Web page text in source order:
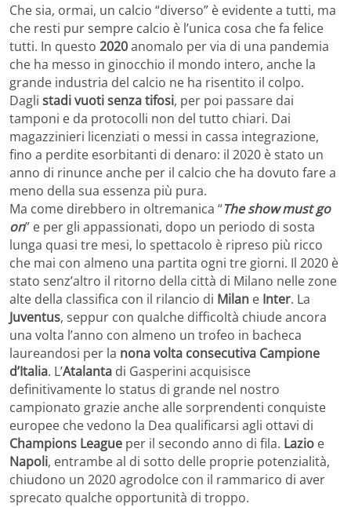
Che sia, ormai, un calcio “diverso” è evidente a tutti, ma
che resti pur sempre calcio è l’unica cosa che fa felice
tutti. In questo 2020anomalo per via di una pandemia
che ha messo in ginocchio il mondo intero, anche la
grande industria del calcio ne ha risentito il colpo.
Dagli stadi vuoti senza tifosi, per poi passare dai
tamponi e da protocolli non del tutto chiari. Dai
magazzinieri licenziati o messi in cassa integrazione,
fino a perdite esorbitanti di denaro: il 2020 è stato un
anno di rinunce anche per il calcio che ha dovuto fare a
meno della sua essenza più pura.
Ma come direbbero in oltremanica “The show must go
on” e per gli appassionati, dopo un periodo di sosta
lunga quasi tre mesi, lo spettacolo è ripreso più ricco
che mai con almeno una partita ogni tre giorni. Il 2020 è
stato senz’altro il ritorno della città di Milano nelle zone
alte della classifica con il rilancio di Milan e Inter. La
Juventus, seppur con qualche difficoltà chiude ancora
una volta l’anno con almeno un trofeo in bacheca
laureandosi per la nona volta consecutiva Campione
d’Italia. L’Atalanta di Gasperini acquisisce
definitivamente lo status di grande nel nostro
campionato grazie anche alle sorprendenti conquiste
europee che vedono la Dea qualificarsi agli ottavi di
Champions League per il secondo anno di fila. Lazio e
Napoli, entrambe al di sotto delle proprie potenzialità,
chiudono un 2020 agrodolce con il rammarico di aver
sprecato qualche opportunità di troppo.